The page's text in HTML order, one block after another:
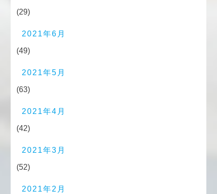
(29)
2021年6月
(49)
2021年5月
(63)
2021年4月
(42)
2021年3月
(52)
2021年2月